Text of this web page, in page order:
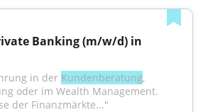
Banking (m/w/d) in
in der Kundenberatung,
oder im Wealth Management.
der Finanzmärkte..."